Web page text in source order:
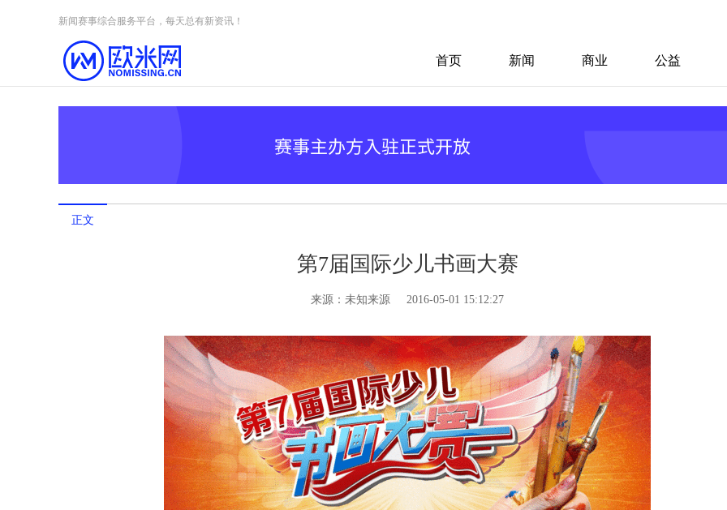
新闻赛事综合服务平台，每天总有新资讯！
首页 新闻 商业 公益
正文
第7届国际少儿书画大赛
来源： 未知来源 2016-05-01 15:12:27